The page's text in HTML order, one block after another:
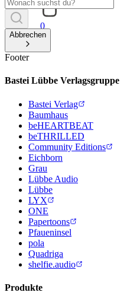
0
Abbrechen
Footer
Bastei Lübbe Verlagsgruppe
Bastei Verlag
Baumhaus
beHEARTBEAT
beTHRILLED
Community Editions
Eichborn
Grau
Lübbe Audio
Lübbe
LYX
ONE
Papertoons
Pfaueninsel
pola
Quadriga
shelfie.audio
Produkte